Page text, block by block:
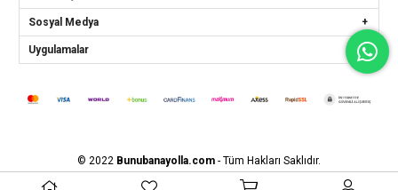
Sosyal Medya
Uygulamalar
© 2022 Bunubanayolla.com- Tüm Hakları Saklıdır.